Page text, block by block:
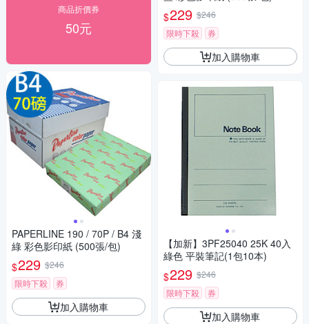
商品折價券
50元
PAPERLINE 190 / 70P / B4 淺
綠 彩色影印紙 (500張/包)
$229 $246
限時下殺
券
加入購物車
$229 $246
限時下殺
券
加入購物車
【加新】3PF25040 25K 40入
綠色 平裝筆記(1包10本)
$229 $246
限時下殺
券
加入購物車